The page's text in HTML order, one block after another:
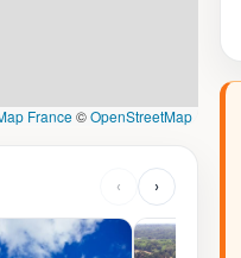
France©OpenStreetMap
‹ ›